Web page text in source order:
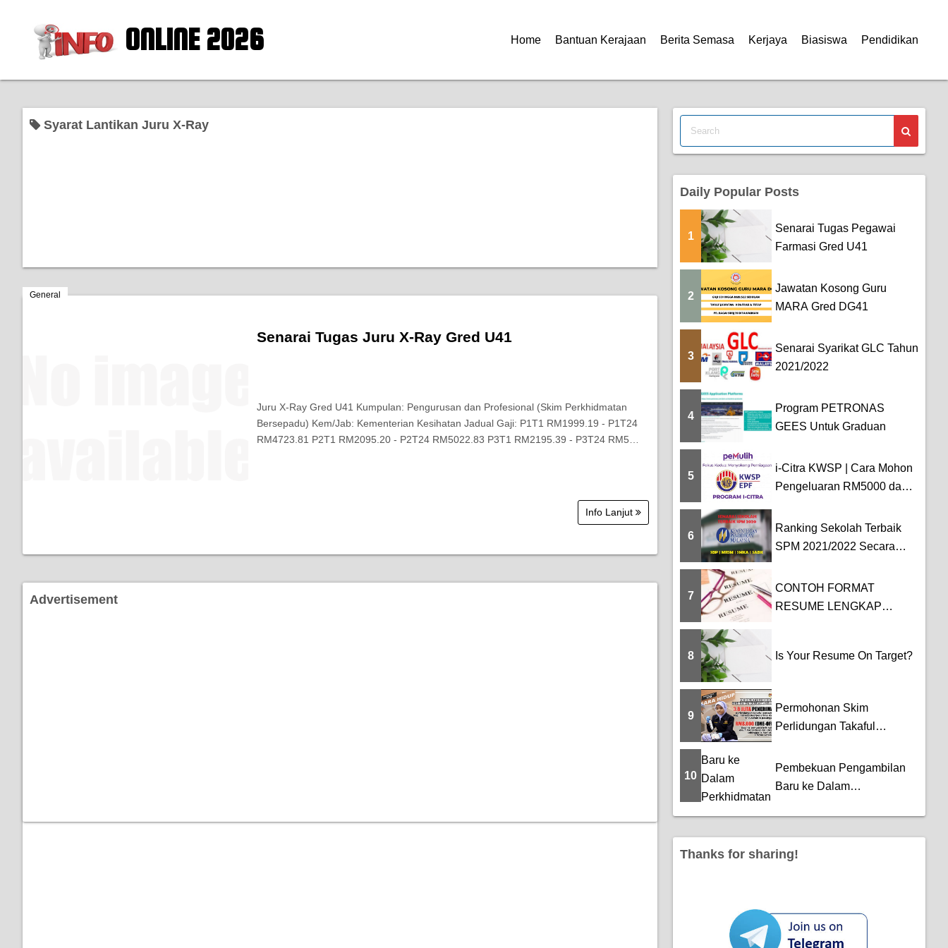
ONLINE 2026 Home Bantuan Kerajaan Berita Semasa Kerjaya Biasiswa Pendidikan
Syarat Lantikan Juru X-Ray
General
Senarai Tugas Juru X-Ray Gred U41
Juru X-Ray Gred U41 Kumpulan: Pengurusan dan Profesional (Skim Perkhidmatan
Bersepadu) Kem/Jab: Kementerian Kesihatan Jadual Gaji: P1T1 RM1999.19 - P1T24
RM4723.81 P2T1 RM2095.20 - P2T24 RM5022.83 P3T1 RM2195.39 - P3T24 RM5…
Info Lanjut
Advertisement
Daily Popular Posts
1
Senarai Tugas Pegawai
Farmasi Gred U41
2
Jawatan Kosong Guru
MARA Gred DG41
3
Senarai Syarikat GLC Tahun
2021/2022
4
Program PETRONAS
GEES Untuk Graduan
5
i-Citra KWSP | Cara Mohon
Pengeluaran RM5000 dan
6
Ranking Sekolah Terbaik
SPM 2021/2022 Secara
7
CONTOH FORMAT
RESUME LENGKAP
8
Is Your Resume On Target?
9
Permohonan Skim
Perlidungan Takaful
10
Pembekuan Pengambilan
Baru ke Dalam
Thanks for sharing!